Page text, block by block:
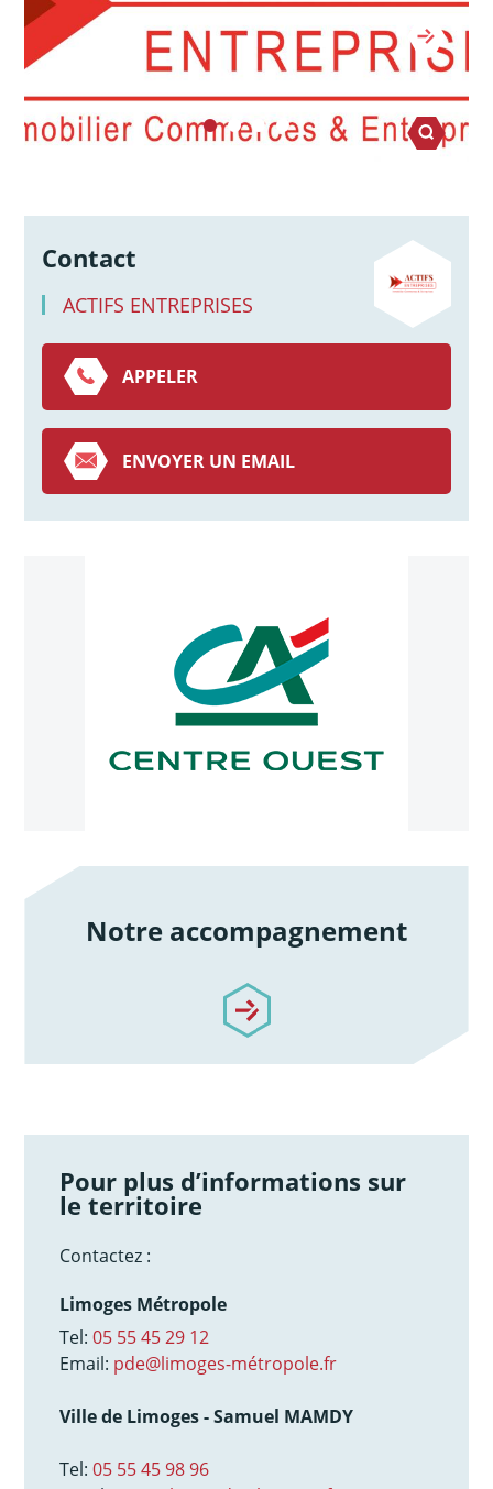
Contact
ACTIFS ENTREPRISES
APPELER
ENVOYER UN EMAIL
Notre accompagnement
/notre-accompagnement
Pour plus d’informations sur
le territoire
Contactez :
Limoges Métropole
Tel:05 55 45 29 12
Email: pde@limoges-métropole.fr
Ville de Limoges - Samuel MAMDY
Tel:05 55 45 98 96